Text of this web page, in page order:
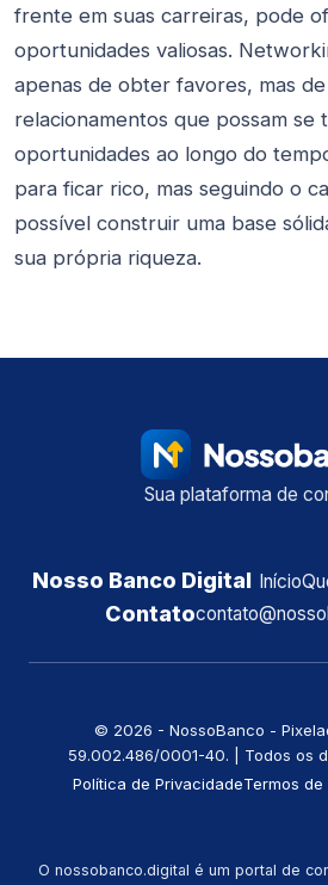
frente em suas carreiras, pode
oportunidades valiosas.
apenas de obter favores, mas
relacionamentos que possam se
oportunidades ao longo do
para ficar rico, mas seguindo o
possível construir uma base
sua própria riqueza.
Sua plataforma de
Nosso Banco Digital Início
Contato
©️ 2026 - NossoBanco -
59.002.486/0001-40. | Todos os
Política de PrivacidadeTermos de
O nossobanco.digital é um portal de